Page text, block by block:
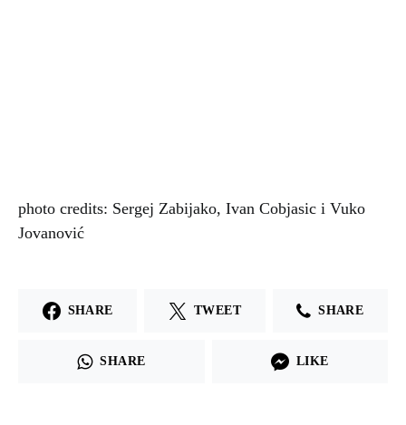
photo credits: Sergej Zabijako, Ivan Cobjasic i Vuko
Jovanović
SHARE TWEET SHARE
SHARE LIKE